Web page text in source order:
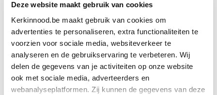
Deze website maakt gebruik van cookies
Kerkinnood.be maakt gebruik van cookies om
advertenties te personaliseren, extra functionaliteiten te
voorzien voor sociale media, websiteverkeer te
analyseren en de gebruikservaring te verbeteren. Wij
delen de gegevens van je activiteiten op onze website
ook met sociale media, adverteerders en
webanalyseplatformen. Zij kunnen de gegevens van deze